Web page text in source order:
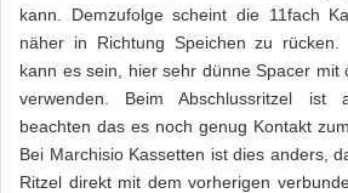
kann. Demzufolge scheint die 11fach
näher in Richtung Speichen zu rücken.
kann es sein, hier sehr dünne Spacer mit
verwenden. Beim Abschlussritzel ist
beachten das es noch genug Kontakt
Bei Marchisio Kassetten ist dies anders,
Ritzel direkt mit dem vorherigen